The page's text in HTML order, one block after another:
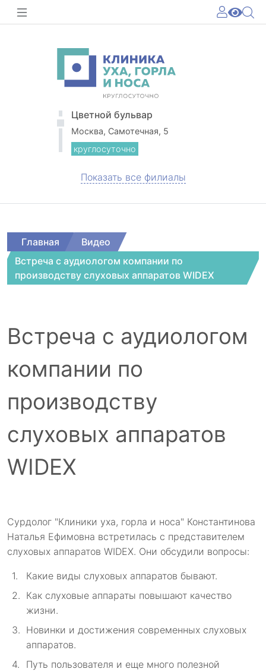
Цветной бульвар
Москва, Самотечная, 5
круглосуточно
Показать все филиалы
Главная
Видео
Встреча с аудиологом компании по
производству слуховых аппаратов WIDEX
Встреча с аудиологом
компании по
производству
слуховых аппаратов
WIDEX
Сурдолог "Клиники уха, горла и носа" Константинова
Наталья Ефимовна встретилась с представителем
слуховых аппаратов WIDEX. Они обсудили вопросы:
Какие виды слуховых аппаратов бывают.
Как слуховые аппараты повышают качество
жизни.
Новинки и достижения современных слуховых
аппаратов.
Путь пользователя и еще много полезной